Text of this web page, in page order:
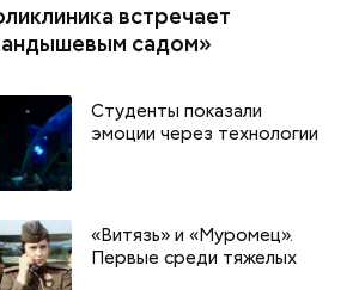
встречает
садом»
Студенты показали
эмоции через технологии
«Витязь» и «Муромец».
Первые среди тяжелых